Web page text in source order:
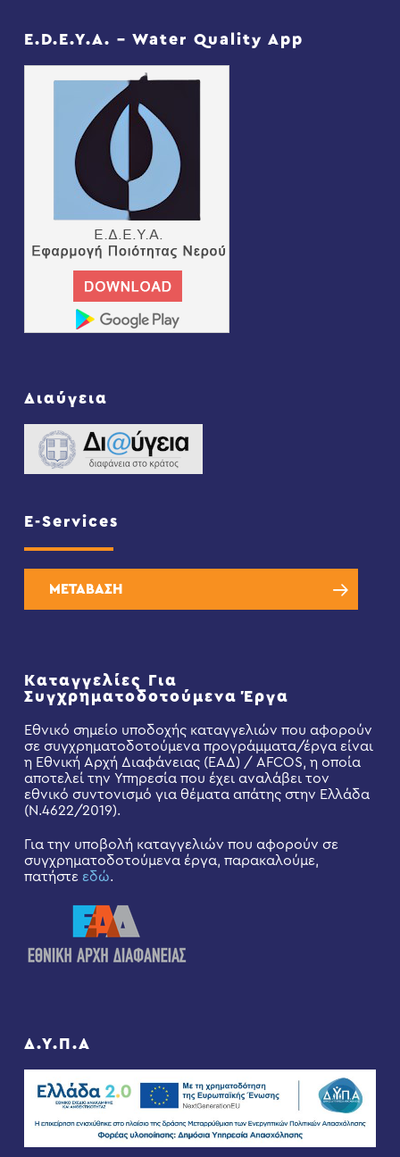
E.D.E.Y.A. – Water Quality App
Διαύγεια
E-Services
ΜΕΤΑΒΑΣΗ
Καταγγελίες Για
Συγχρηματοδοτούμενα Έργα
Εθνικό σημείο υποδοχής καταγγελιών που αφορούν
σε συγχρηματοδοτούμενα προγράμματα/έργα είναι
η Εθνική Αρχή Διαφάνειας (ΕΑΔ) / AFCOS, η οποία
αποτελεί την Υπηρεσία που έχει αναλάβει τον
εθνικό συντονισμό για θέματα απάτης στην Ελλάδα
(Ν.4622/2019).
Για την υποβολή καταγγελιών που αφορούν σε
συγχρηματοδοτούμενα έργα, παρακαλούμε,
πατήστε εδώ.
Δ.Υ.Π.Α